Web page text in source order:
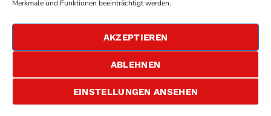
Merkmale und Funktionen beeinträchtigt werden.
AKZEPTIEREN
ABLEHNEN
EINSTELLUNGEN ANSEHEN
COPYRIGHTANTENNE BAD KREUZNACH
DATENSCHUTZERKLÄRUNG
ALLGEMEINE GESCHÄFTSBEDINGUNGEN
GEWINNSPIELBEDINGUNGEN